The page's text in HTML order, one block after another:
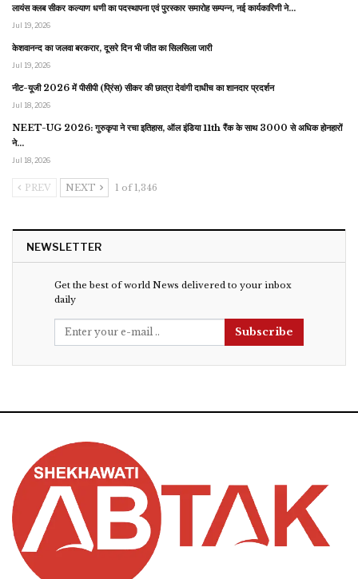
लायंस क्लब सीकर कल्याण धणी का पदस्थापना एवं पुरस्कार समारोह सम्पन्न, नई कार्यकारिणी ने…
Jul 19, 2026
केशवानन्द का जलवा बरकरार, दूसरे दिन भी जीत का सिलसिला जारी
Jul 19, 2026
नीट-यूजी 2026 में पीसीपी (प्रिंस) सीकर की छात्रा देवांगी दाधीच का शानदार प्रदर्शन
Jul 18, 2026
NEET-UG 2026: गुरुकृपा ने रचा इतिहास, ऑल इंडिया 11th रैंक के साथ 3000 से अधिक होनहारों
ने…
Jul 18, 2026
PREV NEXT 1 of 1,346
NEWSLETTER
Get the best of world News delivered to your inbox
daily
Subscribe